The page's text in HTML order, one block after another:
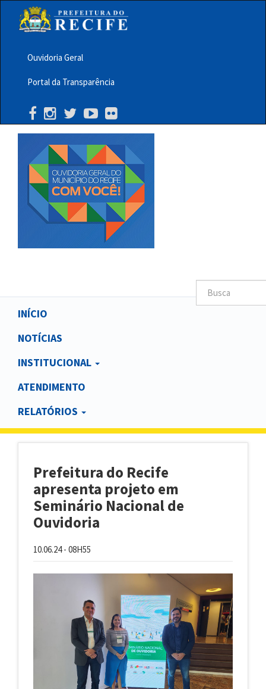
principalMenu
Barra
Topo
PCR
Ouvidoria Geral
Portal da Transparência
Main
navigation
INÍCIO
NOTÍCIAS
INSTITUCIONAL
ATENDIMENTO
RELATÓRIOS
Prefeitura do Recife
apresenta projeto em
Seminário Nacional de
Ouvidoria
10.06.24 - 08H55